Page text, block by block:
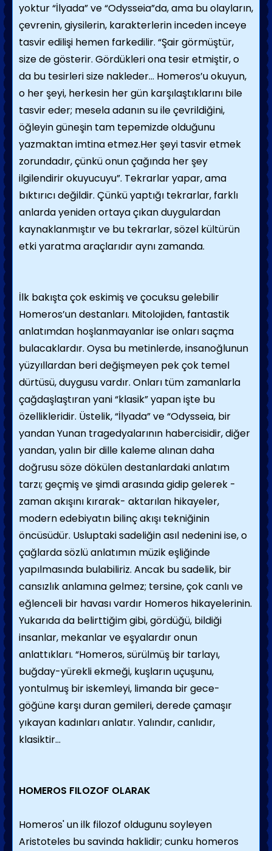
yoktur “İlyada” ve “Odysseia”da, ama bu olayların,
çevrenin, giysilerin, karakterlerin inceden inceye
tasvir edilişi hemen farkedilir. “Şair görmüştür,
size de gösterir. Gördükleri ona tesir etmiştir, o
da bu tesirleri size nakleder… Homeros’u okuyun,
o her şeyi, herkesin her gün karşılaştıklarını bile
tasvir eder; mesela adanın su ile çevrildiğini,
öğleyin güneşin tam tepemizde olduğunu
yazmaktan imtina etmez.Her şeyi tasvir etmek
zorundadır, çünkü onun çağında her şey
ilgilendirir okuyucuyu”. Tekrarlar yapar, ama
bıktırıcı değildir. Çünkü yaptığı tekrarlar, farklı
anlarda yeniden ortaya çıkan duygulardan
kaynaklanmıştır ve bu tekrarlar, sözel kültürün
etki yaratma araçlarıdır aynı zamanda.
İlk bakışta çok eskimiş ve çocuksu gelebilir
Homeros’un destanları. Mitolojiden, fantastik
anlatımdan hoşlanmayanlar ise onları saçma
bulacaklardır. Oysa bu metinlerde, insanoğlunun
yüzyıllardan beri değişmeyen pek çok temel
dürtüsü, duygusu vardır. Onları tüm zamanlarla
çağdaşlaştıran yani “klasik” yapan işte bu
özellikleridir. Üstelik, “İlyada” ve “Odysseia, bir
yandan Yunan tragedyalarının habercisidir, diğer
yandan, yalın bir dille kaleme alınan daha
doğrusu söze dökülen destanlardaki anlatım
tarzı; geçmiş ve şimdi arasında gidip gelerek -
zaman akışını kırarak- aktarılan hikayeler,
modern edebiyatın bilinç akışı tekniğinin
öncüsüdür. Usluptaki sadeliğin asıl nedenini ise, o
çağlarda sözlü anlatımın müzik eşliğinde
yapılmasında bulabiliriz. Ancak bu sadelik, bir
cansızlık anlamına gelmez; tersine, çok canlı ve
eğlenceli bir havası vardır Homeros hikayelerinin.
Yukarıda da belirttiğim gibi, gördüğü, bildiği
insanlar, mekanlar ve eşyalardır onun
anlattıkları. “Homeros, sürülmüş bir tarlayı,
buğday-yürekli ekmeği, kuşların uçuşunu,
yontulmuş bir iskemleyi, limanda bir gece-
göğüne karşı duran gemileri, derede çamaşır
yıkayan kadınları anlatır. Yalındır, canlıdır,
klasiktir…
HOMEROS FILOZOF OLARAK
Homeros' un ilk filozof oldugunu soyleyen
Aristoteles bu savinda haklidir; cunku homeros